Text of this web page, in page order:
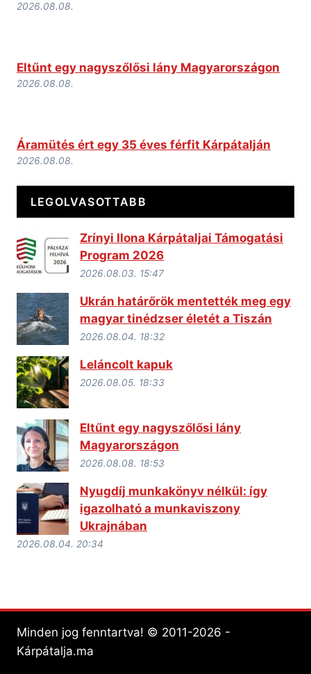
2026.08.08.
Eltűnt egy nagyszőlősi lány Magyarországon
2026.08.08.
Áramütés ért egy 35 éves férfit Kárpátalján
2026.08.08.
LEGOLVASOTTABB
Zrínyi Ilona Kárpátaljai Támogatási
Program 2026
2026.08.03. 15:47
Ukrán határőrök mentették meg egy
magyar tinédzser életét a Tiszán
2026.08.04. 18:32
Leláncolt kapuk
2026.08.05. 18:33
Eltűnt egy nagyszőlősi lány
Magyarországon
2026.08.08. 18:53
Nyugdíj munkakönyv nélkül: így
igazolható a munkaviszony
Ukrajnában
2026.08.04. 20:34
Minden jog fenntartva! © 2011-2026 -
Kárpátalja.ma